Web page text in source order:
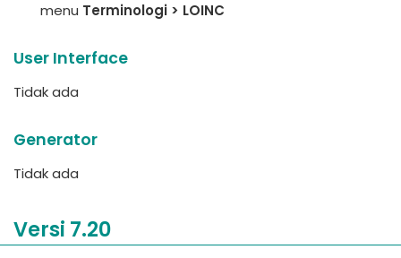
menu Terminologi > LOINC
User Interface
Tidak ada
Generator
Tidak ada
Versi 7.20